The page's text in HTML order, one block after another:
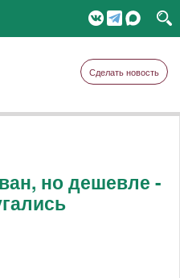
Сделать новость
но дешевле -